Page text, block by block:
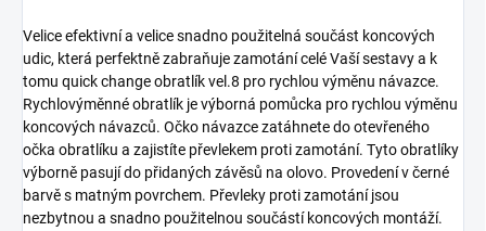
Velice efektivní a velice snadno použitelná součást koncových
udic, která perfektně zabraňuje zamotání celé Vaší sestavy a k
tomu quick change obratlík vel.8 pro rychlou výměnu návazce.
Rychlovýměnné obratlík je výborná pomůcka pro rychlou výměnu
koncových návazců. Očko návazce zatáhnete do otevřeného
očka obratlíku a zajistíte převlekem proti zamotání. Tyto obratlíky
výborně pasují do přidaných závěsů na olovo. Provedení v černé
barvě s matným povrchem. Převleky proti zamotání jsou
nezbytnou a snadno použitelnou součástí koncových montáží.